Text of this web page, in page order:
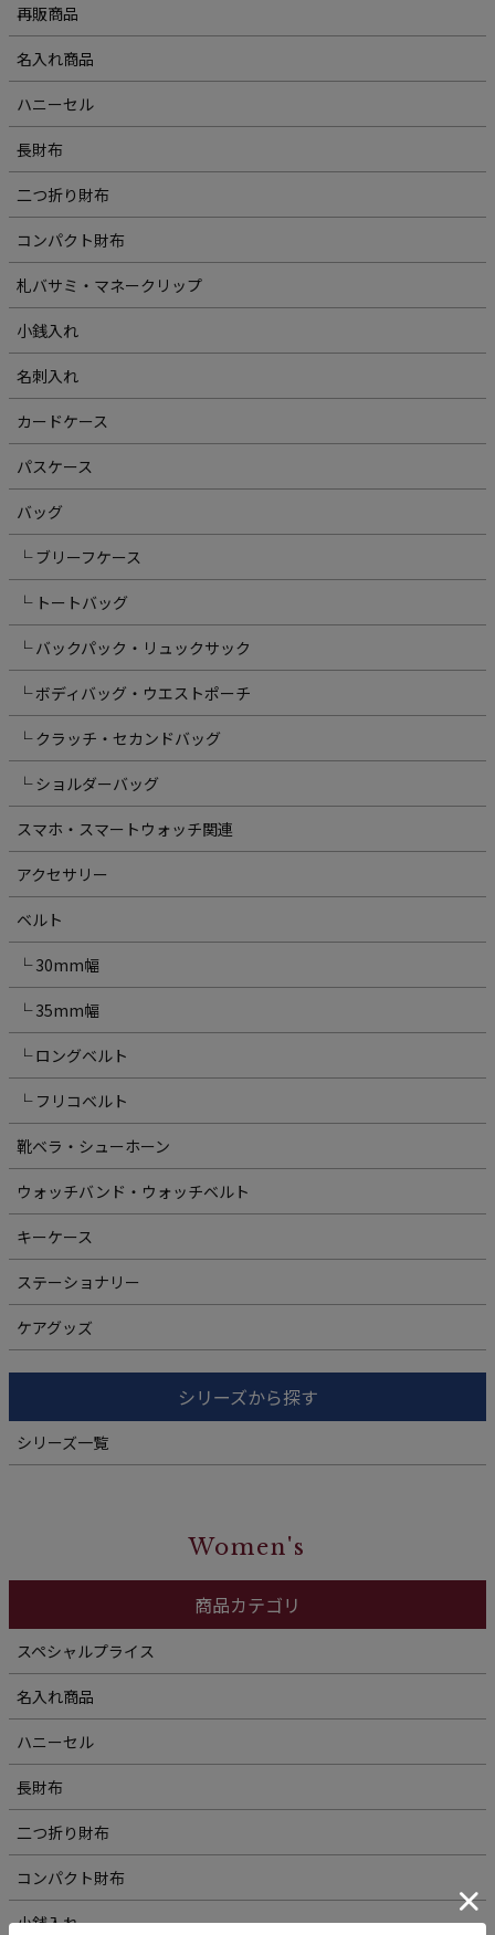
再販商品
名入れ商品
ハニーセル
長財布
二つ折り財布
コンパクト財布
札バサミ・マネークリップ
小銭入れ
名刺入れ
カードケース
パスケース
バッグ
└ ブリーフケース
└ トートバッグ
└ バックパック・リュックサック
└ ボディバッグ・ウエストポーチ
└ クラッチ・セカンドバッグ
└ ショルダーバッグ
スマホ・スマートウォッチ関連
アクセサリー
ベルト
└ 30mm幅
└ 35mm幅
└ ロングベルト
└ フリコベルト
靴ベラ・シューホーン
ウォッチバンド・ウォッチベルト
キーケース
ステーショナリー
ケアグッズ
シリーズから探す
シリーズ一覧
Women's
商品カテゴリ
スペシャルプライス
名入れ商品
ハニーセル
長財布
二つ折り財布
コンパクト財布
小銭入れ